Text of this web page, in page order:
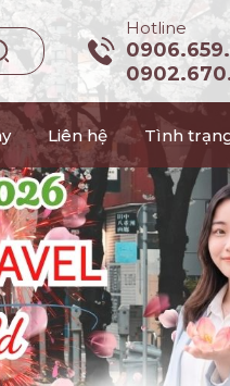
Hotline
Liên hệ Tình